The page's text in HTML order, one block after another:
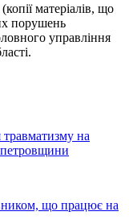
матеріалів, що
порушень
управління
на
що працює на